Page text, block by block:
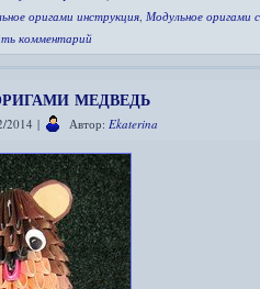
оригами инструкция, Модульное оригами
комментарий
медведь
2014 | Автор: Ekaterina